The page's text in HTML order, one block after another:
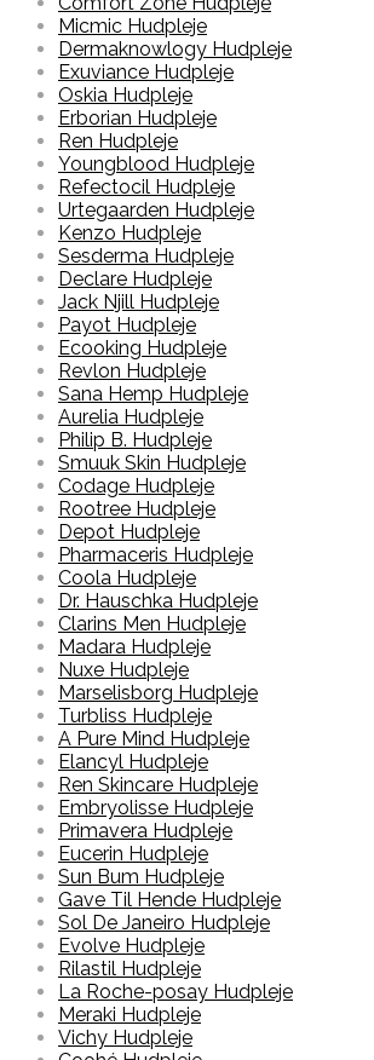
Micmic Hudpleje
Dermaknowlogy Hudpleje
Exuviance Hudpleje
Oskia Hudpleje
Erborian Hudpleje
Ren Hudpleje
Youngblood Hudpleje
Refectocil Hudpleje
Urtegaarden Hudpleje
Kenzo Hudpleje
Sesderma Hudpleje
Declare Hudpleje
Jack Njill Hudpleje
Payot Hudpleje
Ecooking Hudpleje
Revlon Hudpleje
Sana Hemp Hudpleje
Aurelia Hudpleje
Philip B. Hudpleje
Smuuk Skin Hudpleje
Codage Hudpleje
Rootree Hudpleje
Depot Hudpleje
Pharmaceris Hudpleje
Coola Hudpleje
Dr. Hauschka Hudpleje
Clarins Men Hudpleje
Madara Hudpleje
Nuxe Hudpleje
Marselisborg Hudpleje
Turbliss Hudpleje
A Pure Mind Hudpleje
Elancyl Hudpleje
Ren Skincare Hudpleje
Embryolisse Hudpleje
Primavera Hudpleje
Eucerin Hudpleje
Sun Bum Hudpleje
Gave Til Hende Hudpleje
Sol De Janeiro Hudpleje
Evolve Hudpleje
Rilastil Hudpleje
La Roche-posay Hudpleje
Meraki Hudpleje
Vichy Hudpleje